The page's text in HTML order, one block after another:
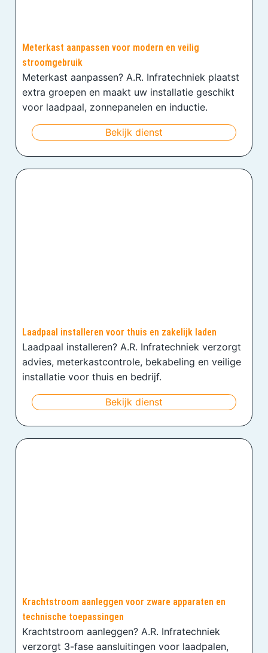
Meterkast aanpassen voor modern en veilig
stroomgebruik
Meterkast aanpassen? A.R. Infratechniek plaatst
extra groepen en maakt uw installatie geschikt
voor laadpaal, zonnepanelen en inductie.
Bekijk dienst
Laadpaal installeren voor thuis en zakelijk laden
Laadpaal installeren? A.R. Infratechniek verzorgt
advies, meterkastcontrole, bekabeling en veilige
installatie voor thuis en bedrijf.
Bekijk dienst
Krachtstroom aanleggen voor zware apparaten en
technische toepassingen
Krachtstroom aanleggen? A.R. Infratechniek
verzorgt 3-fase aansluitingen voor laadpalen,